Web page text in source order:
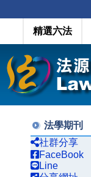
精選六法
法學期刊
社群分享
FaceBook
Line